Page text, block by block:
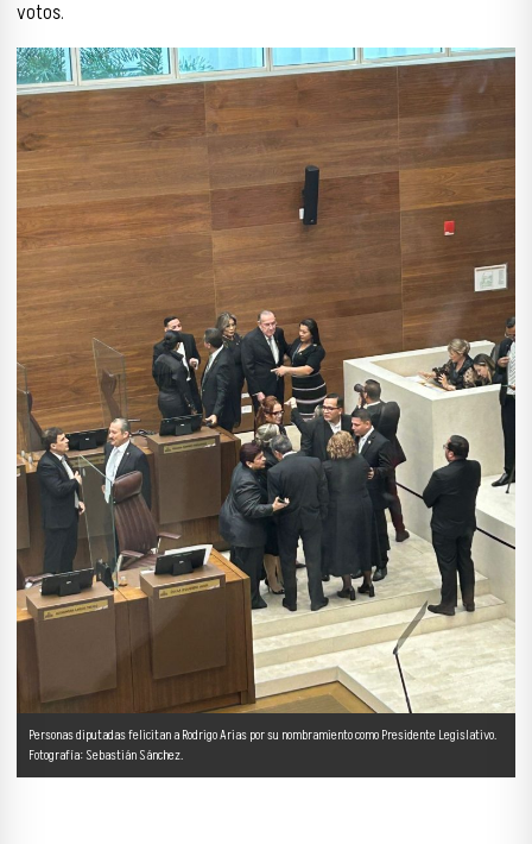
votos.
Personas diputadas felicitan a Rodrigo Arias por su nombramiento como Presidente Legislativo.
Fotografía: Sebastián Sánchez.